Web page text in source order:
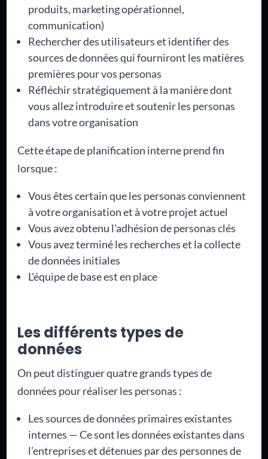
produits, marketing opérationnel,
communication)
Rechercher des utilisateurs et identifier des
sources de données qui fourniront les matières
premières pour vos personas
Réfléchir stratégiquement à la manière dont
vous allez introduire et soutenir les personas
dans votre organisation
Cette étape de planification interne prend fin
lorsque :
Vous êtes certain que les personas conviennent
à votre organisation et à votre projet actuel
Vous avez obtenu l'adhésion de personas clés
Vous avez terminé les recherches et la collecte
de données initiales
L'équipe de base est en place
Les différents types de
données
On peut distinguer quatre grands types de
données pour réaliser les personas :
Les sources de données primaires existantes
internes — Ce sont les données existantes dans
l’entreprises et détenues par des personnes de